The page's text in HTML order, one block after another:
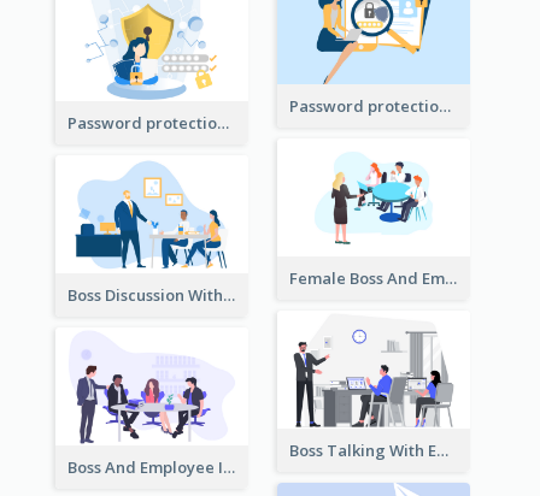
Password protection Illustration 2
Password protection Illustration
Female Boss And Employee Illustration
Boss Discussion With Employee Illustration
Boss Talking With Employee Illustration
Boss And Employee Illustration